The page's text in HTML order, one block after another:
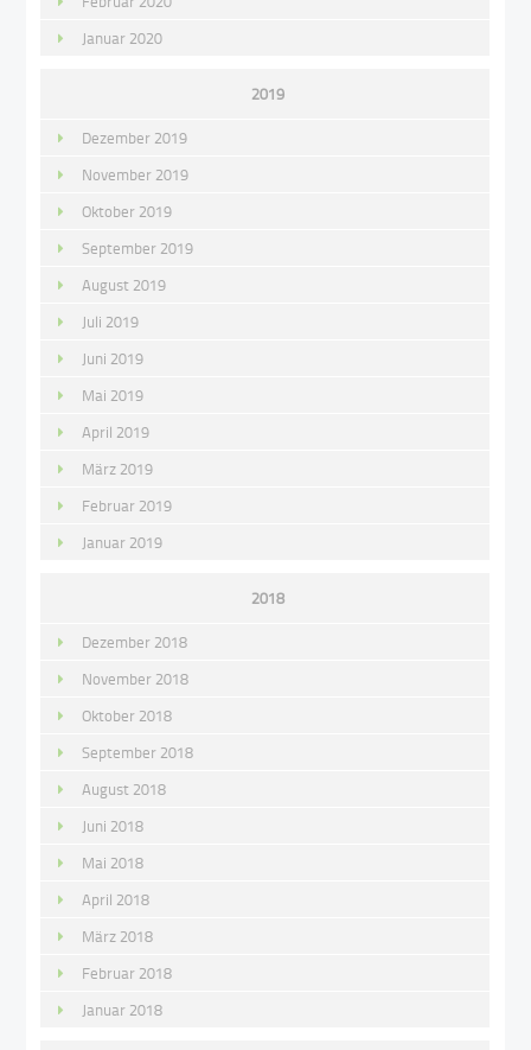
Januar 2020
2019
Dezember 2019
November 2019
Oktober 2019
September 2019
August 2019
Juli 2019
Juni 2019
Mai 2019
April 2019
März 2019
Februar 2019
Januar 2019
2018
Dezember 2018
November 2018
Oktober 2018
September 2018
August 2018
Juni 2018
Mai 2018
April 2018
März 2018
Februar 2018
Januar 2018